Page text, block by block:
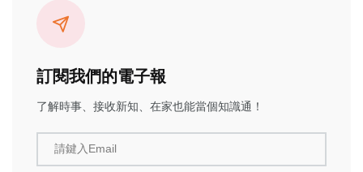
訂閱我們的電子報
了解時事、接收新知、在家也能當個知識通！
請鍵入Email